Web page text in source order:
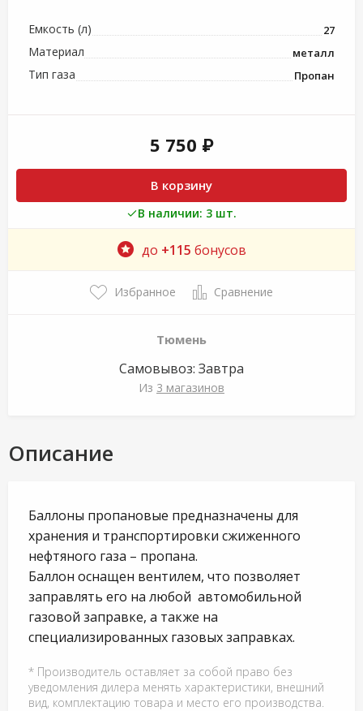
Емкость (л) 27
Материал металл
Тип газа Пропан
5 750 ₽
В корзину
В наличии: 3 шт.
до +115 бонусов
Избранное Сравнение
Тюмень
Самовывоз: Завтра
Из 3 магазинов
Описание
Баллоны пропановые предназначены для
хранения и транспортировки сжиженного
нефтяного газа – пропана.
Баллон оснащен вентилем, что позволяет
заправлять его на любой автомобильной
газовой заправке, а также на
специализированных газовых заправках.
* Производитель оставляет за собой право без
уведомления дилера менять характеристики, внешний
вид, комплектацию товара и место его производства.